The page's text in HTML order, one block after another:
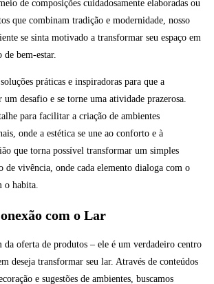
de composições cuidadosamente elaboradas ou
que combinam tradição e modernidade, nosso
se sinta motivado a transformar seu espaço em
bem-estar.
práticas e inspiradoras para que a
um desafio e se torne uma atividade prazerosa.
para facilitar a criação de ambientes
onde a estética se une ao conforto e à
que torna possível transformar um simples
de vivência, onde cada elemento dialoga com o
o habita.
com o Lar
da oferta de produtos – ele é um verdadeiro centro
deseja transformar seu lar. Através de conteúdos
e sugestões de ambientes, buscamos